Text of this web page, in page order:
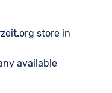
store in
available